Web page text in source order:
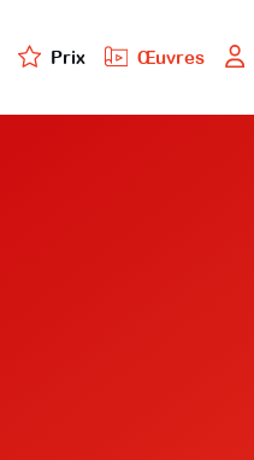
Prix Œuvres